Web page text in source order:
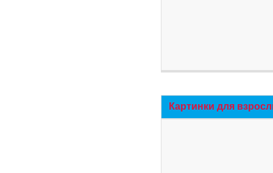
Картинки для